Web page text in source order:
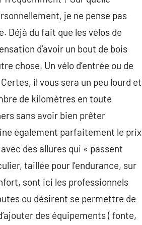
je ne pense pas
Déjà du fait que les vélos de
d’avoir un bout de bois
chose. Un vélo d’entrée ou de
il vous sera un peu lourd et
de kilomètres en toute
sans avoir bien prêter
également parfaitement le prix
des allures qui « passent
taillée pour l’endurance, sur
sont ici les professionnels
ou désirent se permettre de
des équipements ( fonte,